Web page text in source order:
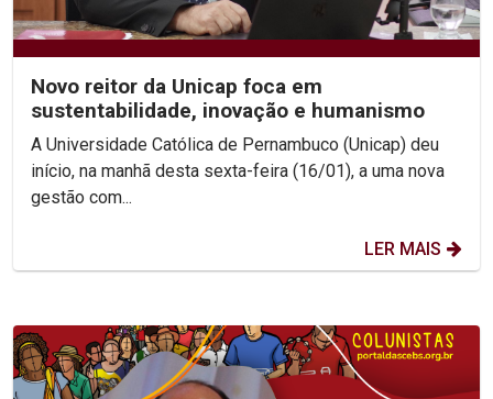
Novo reitor da Unicap foca em
sustentabilidade, inovação e humanismo
A Universidade Católica de Pernambuco (Unicap) deu
início, na manhã desta sexta-feira (16/01), a uma nova
gestão com...
LER MAIS